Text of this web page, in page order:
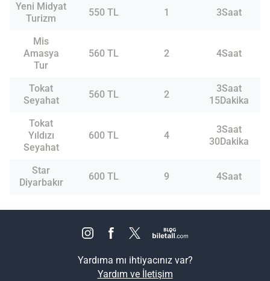
Yeni Midyat
Turizm
550 TL 1 3Saat
Mis
Amasya
Tur
560 TL 2 4Saat
Tokat
Seyahat
560 TL 2
3Saat
15Dakika
Tokat
Yıldızı
Seyahat
600 TL 4
3Saat
30Dakika
Star
Diyarbakır
600 TL 9 4Saat
Yardıma mı ihtiyacınız var?
Yardım ve İletişim